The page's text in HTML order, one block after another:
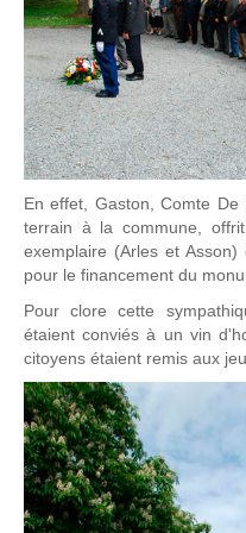
En effet, Gaston, Comte
terrain à la commune,
exemplaire (Arles et
pour le financement du
Pour clore cette
étaient conviés à un vin
citoyens étaient remis aux